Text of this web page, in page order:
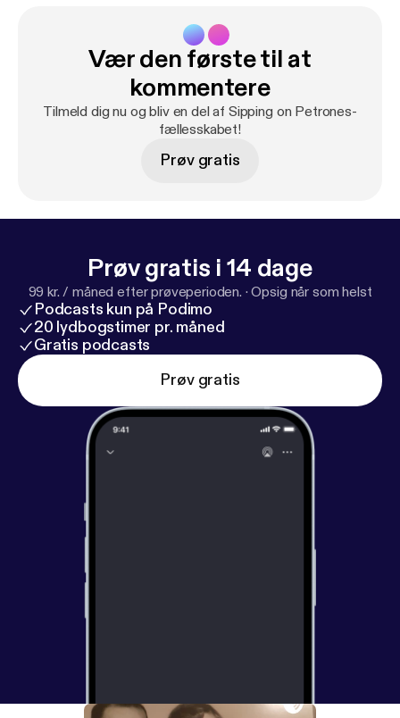
Vær den første til at
kommentere
Tilmeld dig nu og bliv en del af Sipping on Petrones-
fællesskabet!
Prøv gratis
Prøv gratis i 14 dage
99 kr. / måned efter prøveperioden. ·Opsig når som helst
Podcasts kun på Podimo
20 lydbogstimer pr. måned
Gratis podcasts
Prøv gratis